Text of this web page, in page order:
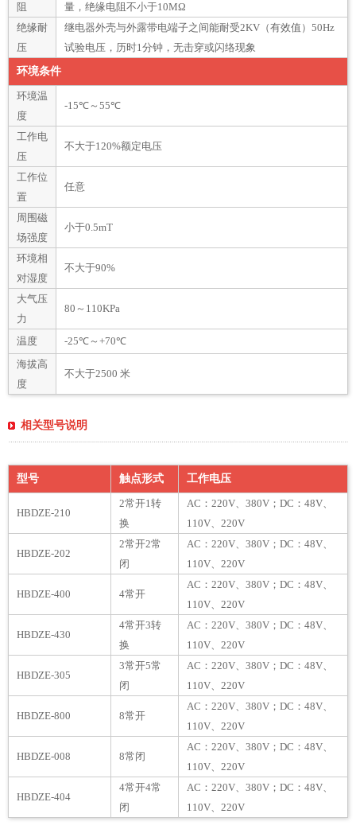
阻
量，绝缘电阻不小于10MΩ
绝缘耐
压
继电器外壳与外露带电端子之间能耐受2KV（有效值）50Hz
试验电压，历时1分钟，无击穿或闪络现象
环境条件
环境温
度
-15℃～55℃
工作电
压
不大于120%额定电压
工作位
置
任意
周围磁
场强度
小于0.5mT
环境相
对湿度
不大于90%
大气压
力
80～110KPa
温度
-25℃～+70℃
海拔高
度
不大于2500 米
相关型号说明
型号 触点形式 工作电压
HBDZE-210
2常开1转
换
AC：220V、380V；DC：48V、
110V、220V
HBDZE-202
2常开2常
闭
AC：220V、380V；DC：48V、
110V、220V
HBDZE-400 4常开
AC：220V、380V；DC：48V、
110V、220V
HBDZE-430
4常开3转
换
AC：220V、380V；DC：48V、
110V、220V
HBDZE-305
3常开5常
闭
AC：220V、380V；DC：48V、
110V、220V
HBDZE-800 8常开
AC：220V、380V；DC：48V、
110V、220V
HBDZE-008 8常闭
AC：220V、380V；DC：48V、
110V、220V
HBDZE-404
4常开4常
闭
AC：220V、380V；DC：48V、
110V、220V